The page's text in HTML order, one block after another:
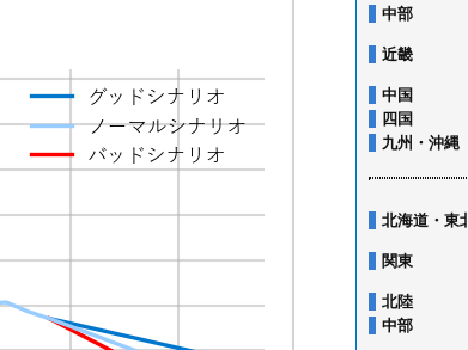
中部
近畿
中国
四国
九州・沖縄
北海道・東
関東
北陸
中部